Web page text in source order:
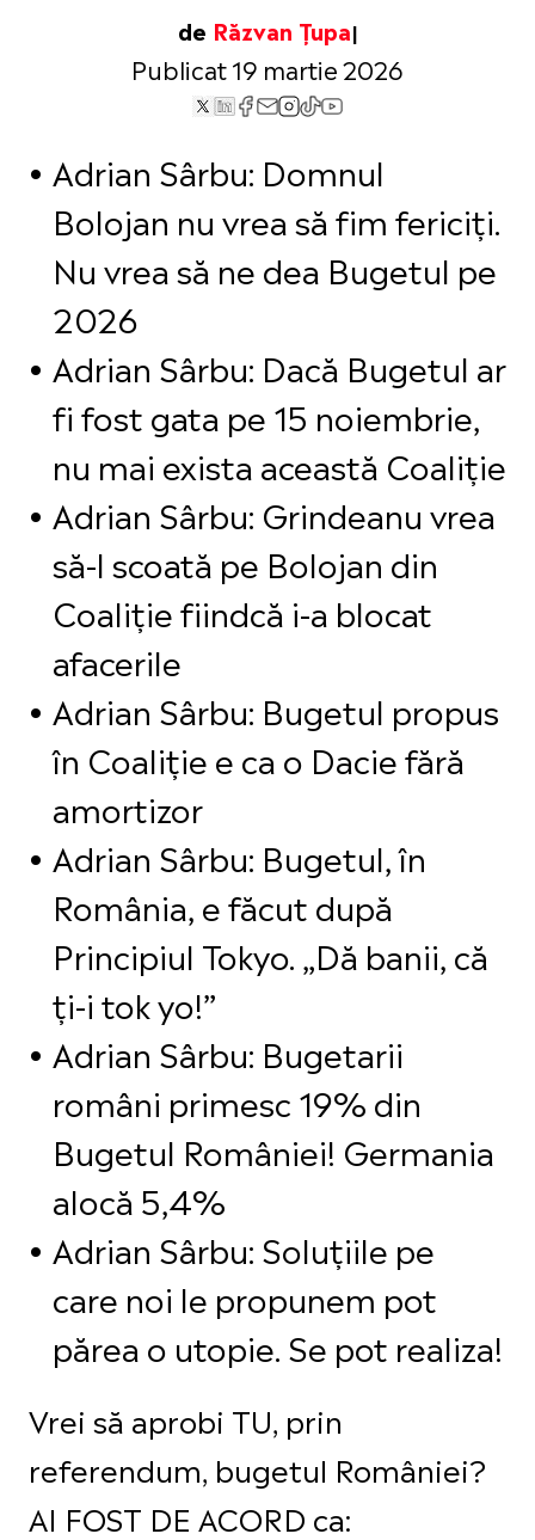
de Răzvan Țupa
Publicat 19 martie 2026
Adrian Sârbu: Domnul
Bolojan nu vrea să fim fericiți.
Nu vrea să ne dea Bugetul pe
2026
Adrian Sârbu: Dacă Bugetul ar
fi fost gata pe 15 noiembrie,
nu mai exista această Coaliție
Adrian Sârbu: Grindeanu vrea
să-l scoată pe Bolojan din
Coaliție fiindcă i-a blocat
afacerile
Adrian Sârbu: Bugetul propus
în Coaliție e ca o Dacie fără
amortizor
Adrian Sârbu: Bugetul, în
România, e făcut după
Principiul Tokyo. „Dă banii, că
ți-i tok yo!”
Adrian Sârbu: Bugetarii
români primesc 19% din
Bugetul României! Germania
alocă 5,4%
Adrian Sârbu: Soluțiile pe
care noi le propunem pot
părea o utopie. Se pot realiza!
Vrei să aprobi TU, prin
referendum, bugetul României?
AI FOST DE ACORD ca: